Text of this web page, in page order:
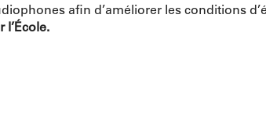
afin d’améliorer les conditions